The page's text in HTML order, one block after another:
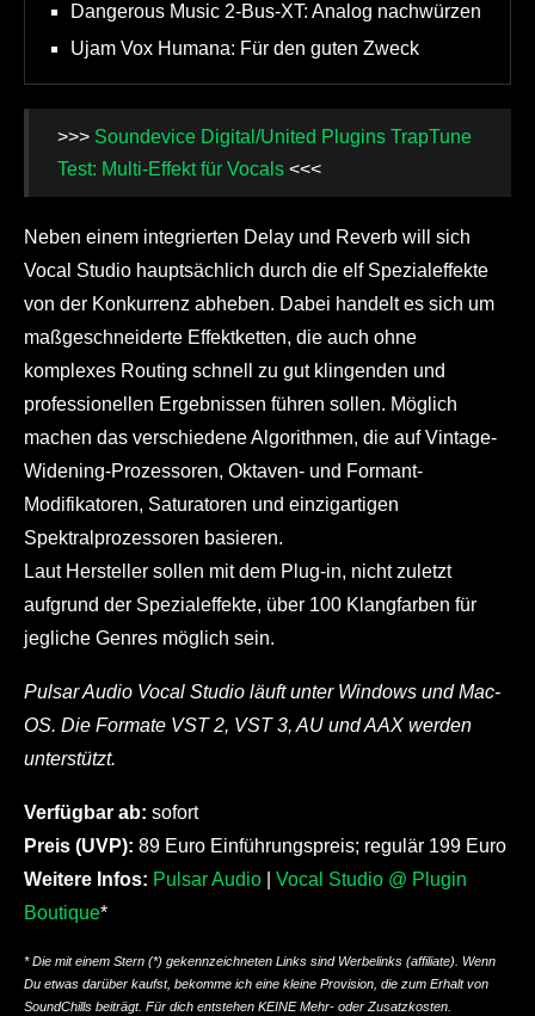
Dangerous Music 2-Bus-XT: Analog nachwürzen
Ujam Vox Humana: Für den guten Zweck
>>> Soundevice Digital/United Plugins TrapTune
Test: Multi-Effekt für Vocals <<<
Neben einem integrierten Delay und Reverb will sich
Vocal Studio hauptsächlich durch die elf Spezialeffekte
von der Konkurrenz abheben. Dabei handelt es sich um
maßgeschneiderte Effektketten, die auch ohne
komplexes Routing schnell zu gut klingenden und
professionellen Ergebnissen führen sollen. Möglich
machen das verschiedene Algorithmen, die auf Vintage-
Widening-Prozessoren, Oktaven- und Formant-
Modifikatoren, Saturatoren und einzigartigen
Spektralprozessoren basieren.
Laut Hersteller sollen mit dem Plug-in, nicht zuletzt
aufgrund der Spezialeffekte, über 100 Klangfarben für
jegliche Genres möglich sein.
Pulsar Audio Vocal Studio läuft unter Windows und Mac-
OS. Die Formate VST 2, VST 3, AU und AAX werden
unterstützt.
Verfügbar ab: sofort
Preis (UVP): 89 Euro Einführungspreis; regulär 199 Euro
Weitere Infos: Pulsar Audio
Vocal Studio @ Plugin
Boutique*
* Die mit einem Stern (*) gekennzeichneten Links sind Werbelinks (affiliate). Wenn
Du etwas darüber kaufst, bekomme ich eine kleine Provision, die zum Erhalt von
SoundChills beiträgt. Für dich entstehen KEINE Mehr- oder Zusatzkosten.